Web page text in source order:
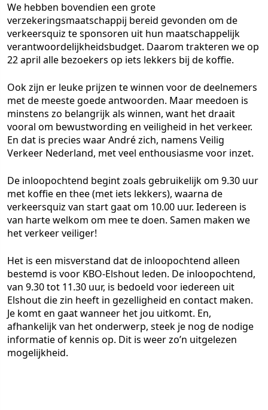
We hebben bovendien een grote
verzekeringsmaatschappij bereid gevonden om de
verkeersquiz te sponsoren uit hun maatschappelijk
verantwoordelijkheidsbudget. Daarom trakteren we op
22 april alle bezoekers op iets lekkers bij de koffie.
Ook zijn er leuke prijzen te winnen voor de deelnemers
met de meeste goede antwoorden. Maar meedoen is
minstens zo belangrijk als winnen, want het draait
vooral om bewustwording en veiligheid in het verkeer.
En dat is precies waar André zich, namens Veilig
Verkeer Nederland, met veel enthousiasme voor inzet.
De inloopochtend begint zoals gebruikelijk om 9.30 uur
met koffie en thee (met iets lekkers), waarna de
verkeersquiz van start gaat om 10.00 uur. Iedereen is
van harte welkom om mee te doen. Samen maken we
het verkeer veiliger!
Het is een misverstand dat de inloopochtend alleen
bestemd is voor KBO-Elshout leden. De inloopochtend,
van 9.30 tot 11.30 uur, is bedoeld voor iedereen uit
Elshout die zin heeft in gezelligheid en contact maken.
Je komt en gaat wanneer het jou uitkomt. En,
afhankelijk van het onderwerp, steek je nog de nodige
informatie of kennis op. Dit is weer zo’n uitgelezen
mogelijkheid.